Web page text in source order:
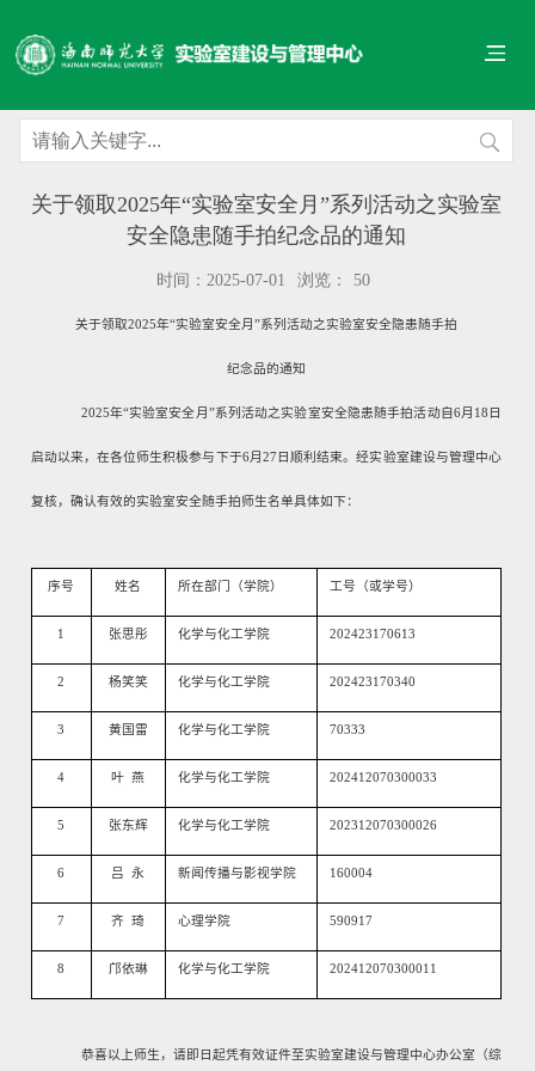
关于领取2025年“实验室安全月”系列活动之实验室
安全隐患随手拍纪念品的通知
时间：2025-07-01 浏览： 50
关于领取2025年“实验室安全月”系列活动之实验室安全隐患随手拍
纪念品的通知
2025年“实验室安全月”系列活动之实验室安全隐患随手拍活动自6月 18 日
启动以来，在各位师生积极参与下于6月27 日顺利结束。经实验室建设与管理中心
复核，确认有效的实验室安全随手拍师生名单具体如下：
序号 姓名 所在部门（学院） 工号（或学号）
1 张思彤 化学与化工学院 202423170613
2 杨笑笑 化学与化工学院 202423170340
3 黄国雷 化学与化工学院 70333
4 叶 燕 化学与化工学院 202412070300033
5 张东辉 化学与化工学院 202312070300026
6 吕 永 新闻传播与影视学院 160004
7 齐 琦 心理学院 590917
8 邝依琳 化学与化工学院 202412070300011
恭喜以上师生，请即日起凭有效证件至实验室建设与管理中心办公室（综